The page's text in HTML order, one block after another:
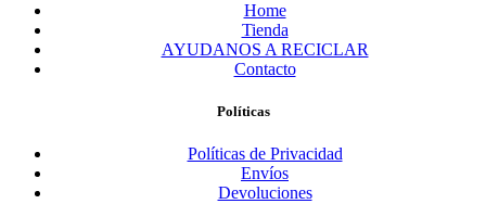
Home
Tienda
AYUDANOS A RECICLAR
Contacto
Políticas
Políticas de Privacidad
Envíos
Devoluciones